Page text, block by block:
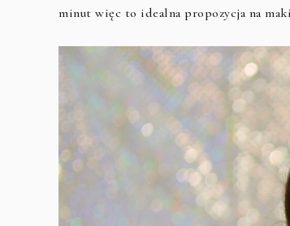
minut więc to idealna propozycja na